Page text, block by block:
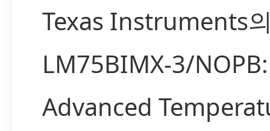
Texas Instruments
LM75BIMX-3/NOPB:
Advanced